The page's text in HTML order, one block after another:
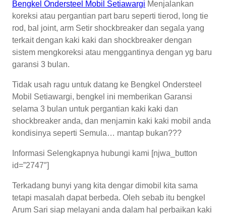
Bengkel Ondersteel Mobil Setiawargi Menjalankan
koreksi atau pergantian part baru seperti tierod, long tie
rod, bal joint, arm Setir shockbreaker dan segala yang
terkait dengan kaki kaki dan shockbreaker dengan
sistem mengkoreksi atau menggantinya dengan yg baru
garansi 3 bulan.
Tidak usah ragu untuk datang ke Bengkel Ondersteel
Mobil Setiawargi, bengkel ini memberikan Garansi
selama 3 bulan untuk pergantian kaki kaki dan
shockbreaker anda, dan menjamin kaki kaki mobil anda
kondisinya seperti Semula… mantap bukan???
Informasi Selengkapnya hubungi kami [njwa_button
id=”2747″]
Terkadang bunyi yang kita dengar dimobil kita sama
tetapi masalah dapat berbeda. Oleh sebab itu bengkel
Arum Sari siap melayani anda dalam hal perbaikan kaki